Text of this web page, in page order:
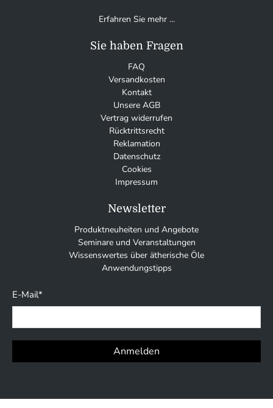
Erfahren Sie mehr ...
Sie haben Fragen
FAQ
Versandkosten
Kontakt
Unsere AGB
Vertrag widerrufen
Rücktrittsrecht
Reklamation
Datenschutz
Cookies
Impressum
Newsletter
Produktneuheiten und Angebote
Seminare und Veranstaltungen
Wissenswertes über ätherische Öle
Anwendungstipps
E-Mail*
Anmelden